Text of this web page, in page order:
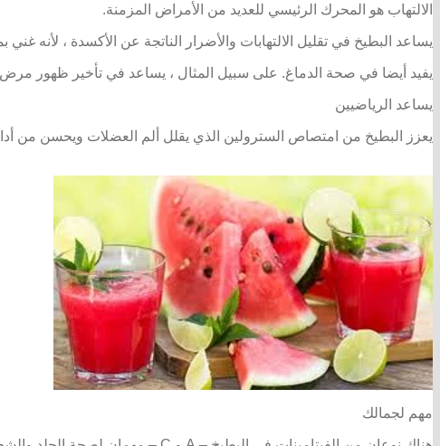
الالتهاب هو المحرك الرئيسي للعديد من الأمراض المزمنة.
يساعد البطيخ في تقليل الالتهابات والأضرار الناتجة عن الأكسدة ، لأنه
يفيد أيضا في صحة الدماغ. على سبيل المثال ، يساعد في تأخير ظهور مرض
يساعد الرياضيين
يعزز البطيخ من امتصاص السترولين الذي يقلل ألم العضلات ويحسن من أداء
مهم لجمالك